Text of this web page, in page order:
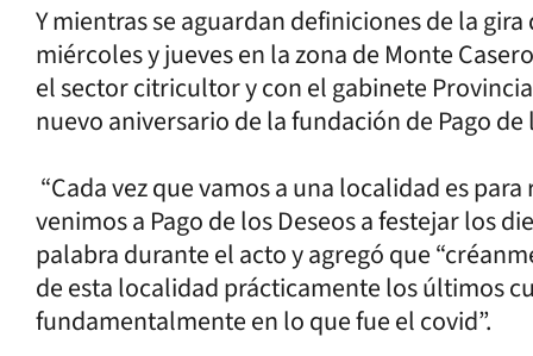
Y mientras se aguardan definiciones de la
miércoles y jueves en la zona de Monte
el sector citricultor y con el gabinete
nuevo aniversario de la fundación de Pago de
“Cada vez que vamos a una localidad es
venimos a Pago de los Deseos a festejar los
palabra durante el acto y agregó que
de esta localidad prácticamente los últimos
fundamentalmente en lo que fue el covid”.